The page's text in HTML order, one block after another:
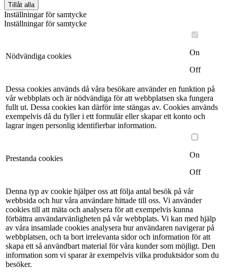
Tillåt alla
Inställningar för samtycke
Inställningar för samtycke
Nödvändiga cookies
On
Off
Dessa cookies används då våra besökare använder en funktion på
vår webbplats och är nödvändiga för att webbplatsen ska fungera
fullt ut. Dessa cookies kan därför inte stängas av. Cookies används
exempelvis då du fyller i ett formulär eller skapar ett konto och
lagrar ingen personlig identifierbar information.
Prestanda cookies
On
Off
Denna typ av cookie hjälper oss att följa antal besök på vår
webbsida och hur våra användare hittade till oss. Vi använder
cookies till att mäta och analysera för att exempelvis kunna
förbättra användarvänligheten på vår webbplats. Vi kan med hjälp
av våra insamlade cookies analysera hur användaren navigerar på
webbplatsen, och ta bort irrelevanta sidor och information för att
skapa ett så användbart material för våra kunder som möjligt. Den
information som vi sparar är exempelvis vilka produktsidor som du
besöker.